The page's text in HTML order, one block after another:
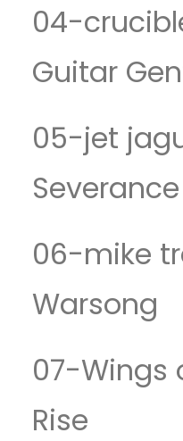
04-
Guitar
05-jet
Severance
06-mike
Warsong
07-Wings
Rise